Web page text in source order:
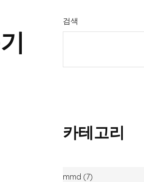
검색
카테고리
mmd (7)